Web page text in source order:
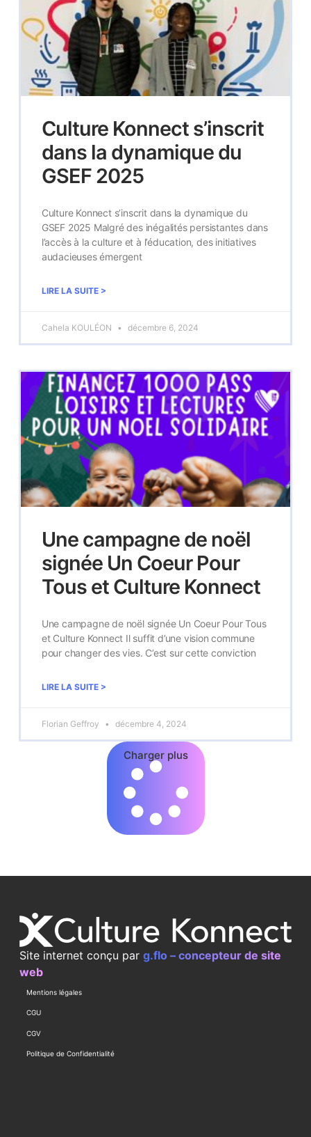
Culture Konnect s’inscrit
dans la dynamique du
GSEF 2025
Culture Konnect s’inscrit dans la dynamique du
GSEF 2025 Malgré des inégalités persistantes dans
l’accès à la culture et à l’éducation, des initiatives
audacieuses émergent
LIRE LA SUITE >
Cahela KOULÉON décembre 6, 2024
Une campagne de noël
signée Un Coeur Pour
Tous et Culture Konnect
Une campagne de noël signée Un Coeur Pour Tous
et Culture Konnect Il suffit d’une vision commune
pour changer des vies. C’est sur cette conviction
LIRE LA SUITE >
Florian Geffroy décembre 4, 2024
Charger plus
Site internet conçu par g.flo – concepteur de site
web
Mentions légales
CGU
CGV
Politique de Confidentialité